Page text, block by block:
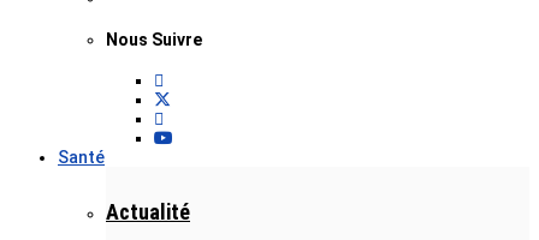
Nous Suivre
Santé
Actualité